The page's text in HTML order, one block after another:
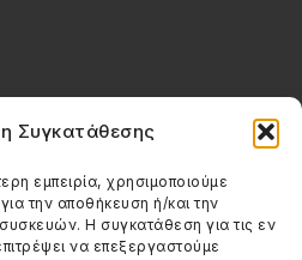
Συγκατάθεσης
εμπειρία, χρησιμοποιούμε
την αποθήκευση ή/και την
Η συγκατάθεση για τις εν
να επεξεργαστούμε